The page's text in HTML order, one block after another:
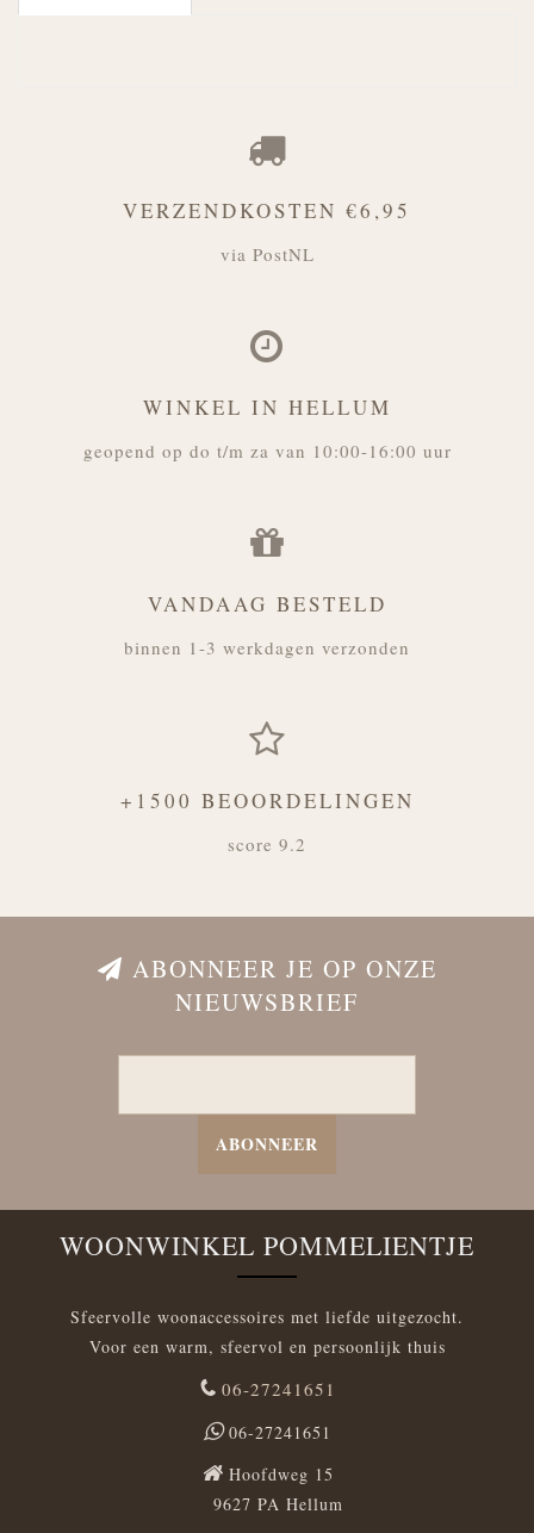
VERZENDKOSTEN €6,95
via PostNL
WINKEL IN HELLUM
geopend op do t/m za van 10:00-16:00 uur
VANDAAG BESTELD
binnen 1-3 werkdagen verzonden
+1500 BEOORDELINGEN
score 9.2
ABONNEER JE OP ONZE
NIEUWSBRIEF
ABONNEER
WOONWINKEL POMMELIENTJE
Sfeervolle woonaccessoires met liefde uitgezocht.
Voor een warm, sfeervol en persoonlijk thuis
06-27241651
06-27241651
Hoofdweg 15
9627 PA Hellum